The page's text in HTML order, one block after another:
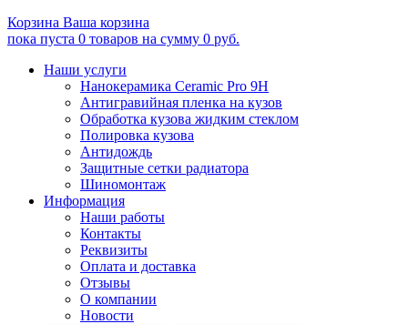
Корзина Ваша корзина
пока пуста 0 товаров на сумму 0 руб.
Наши услуги
Нанокерамика Ceramic Pro 9H
Антигравийная пленка на кузов
Обработка кузова жидким стеклом
Полировка кузова
Антидождь
Защитные сетки радиатора
Шиномонтаж
Информация
Наши работы
Контакты
Реквизиты
Оплата и доставка
Отзывы
О компании
Новости